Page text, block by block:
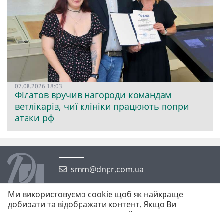
07.08.2026 18:03
Філатов вручив нагороди командам
ветлікарів, чиї клініки працюють попри
атаки рф
smm@dnpr.com.ua
Ми використовуємо cookie щоб як найкраще
добирати та відображати контент. Якщо Ви